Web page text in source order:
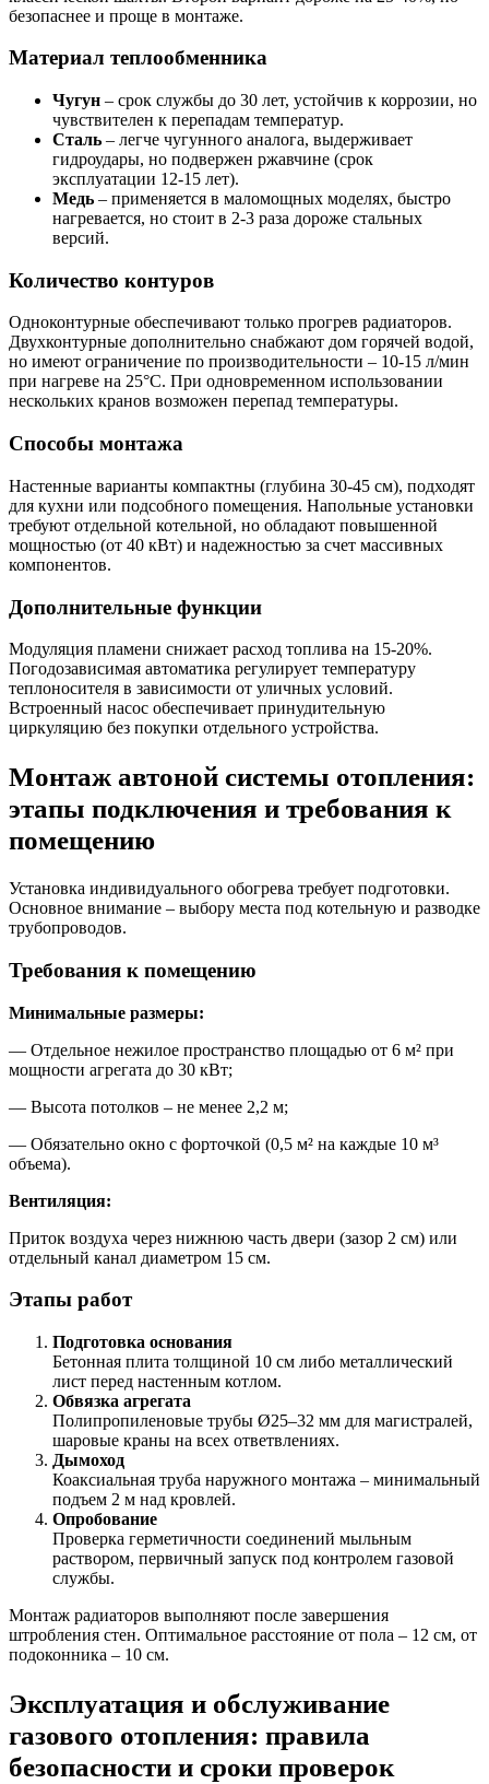
безопаснее и проще в монтаже.
Материал теплообменника
Чугун – срок службы до 30 лет, устойчив к коррозии, но
чувствителен к перепадам температур.
Сталь – легче чугунного аналога, выдерживает
гидроудары, но подвержен ржавчине (срок
эксплуатации 12-15 лет).
Медь – применяется в маломощных моделях, быстро
нагревается, но стоит в 2-3 раза дороже стальных
версий.
Количество контуров
Одноконтурные обеспечивают только прогрев радиаторов.
Двухконтурные дополнительно снабжают дом горячей водой,
но имеют ограничение по производительности – 10-15 л/мин
при нагреве на 25°C. При одновременном использовании
нескольких кранов возможен перепад температуры.
Способы монтажа
Настенные варианты компактны (глубина 30-45 см), подходят
для кухни или подсобного помещения. Напольные установки
требуют отдельной котельной, но обладают повышенной
мощностью (от 40 кВт) и надежностью за счет массивных
компонентов.
Дополнительные функции
Модуляция пламени снижает расход топлива на 15-20%.
Погодозависимая автоматика регулирует температуру
теплоносителя в зависимости от уличных условий.
Встроенный насос обеспечивает принудительную
циркуляцию без покупки отдельного устройства.
Монтаж автоной системы отопления:
этапы подключения и требования к
помещению
Установка индивидуального обогрева требует подготовки.
Основное внимание – выбору места под котельную и разводке
трубопроводов.
Требования к помещению
Минимальные размеры:
— Отдельное нежилое пространство площадью от 6 м² при
мощности агрегата до 30 кВт;
— Высота потолков – не менее 2,2 м;
— Обязательно окно с форточкой (0,5 м² на каждые 10 м³
объема).
Вентиляция:
Приток воздуха через нижнюю часть двери (зазор 2 см) или
отдельный канал диаметром 15 см.
Этапы работ
Подготовка основания
Бетонная плита толщиной 10 см либо металлический
лист перед настенным котлом.
Обвязка агрегата
Полипропиленовые трубы Ø25–32 мм для магистралей,
шаровые краны на всех ответвлениях.
Дымоход
Коаксиальная труба наружного монтажа – минимальный
подъем 2 м над кровлей.
Опробование
Проверка герметичности соединений мыльным
раствором, первичный запуск под контролем газовой
службы.
Монтаж радиаторов выполняют после завершения
штробления стен. Оптимальное расстояние от пола – 12 см, от
подоконника – 10 см.
Эксплуатация и обслуживание
газового отопления: правила
безопасности и сроки проверок